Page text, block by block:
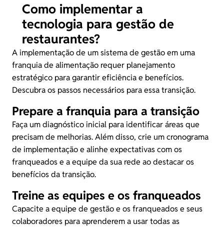
Como implementar a
tecnologia para gestão de
restaurantes?
A implementação de um sistema de gestão em uma
franquia de alimentação requer planejamento
estratégico para garantir eficiência e benefícios.
Descubra os passos necessários para essa transição.
Prepare a franquia para a transição
Faça um diagnóstico inicial para identificar áreas que
precisam de melhorias. Além disso, crie um cronograma
de implementação e alinhe expectativas com os
franqueados e a equipe da sua rede ao destacar os
benefícios da transição.
Treine as equipes e os franqueados
Capacite a equipe de gestão e os franqueados e seus
colaboradores para aprenderem a usar todas as